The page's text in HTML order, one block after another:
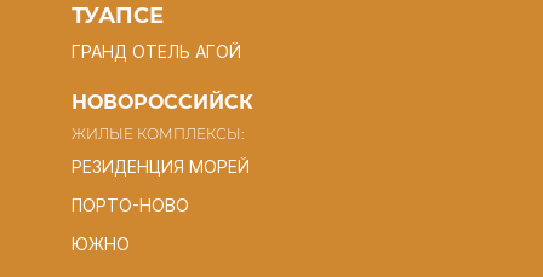
ТУАПСЕ
ГРАНД ОТЕЛЬ АГОЙ
НОВОРОССИЙСК
ЖИЛЫЕ КОМПЛЕКСЫ:
РЕЗИДЕНЦИЯ МОРЕЙ
ПОРТО-НОВО
ЮЖНО